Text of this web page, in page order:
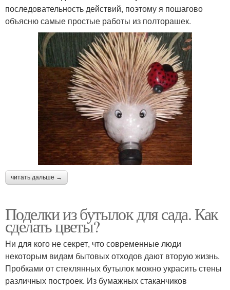
последовательность действий, поэтому я пошагово
объясню самые простые работы из полторашек.
читать дальше →
Поделки из бутылок для сада. Как
сделать цветы?
Ни для кого не секрет, что современные люди
некоторым видам бытовых отходов дают вторую жизнь.
Пробками от стеклянных бутылок можно украсить стены
различных построек. Из бумажных стаканчиков